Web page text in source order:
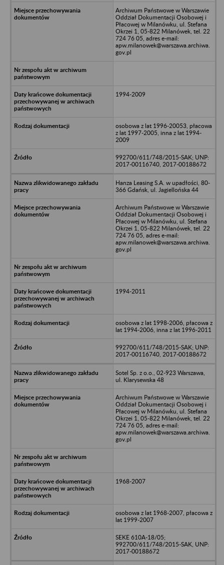
Archiwum Państwowe w Warszawie
Oddział Dokumentacji Osobowej i
Płacowej w Milanówku, ul. Stefana
Okrzei 1, 05-822 Milanówek, tel. 22
724 76 05, adres e-mail:
apw.milanowek@warszawa.archiwa.
gov.pl
1994-2009
osobowa z lat 1996-20053, płacowa
z lat 1997-2005, inna z lat 1994-
2009
992700/611/748/2015-SAK; UNP:
2017-00116740, 2017-00188672
Hanza Leasing S.A. w upadłości, 80-
366 Gdańsk, ul. Jagiellońska 44
Archiwum Państwowe w Warszawie
Oddział Dokumentacji Osobowej i
Płacowej w Milanówku, ul. Stefana
Okrzei 1, 05-822 Milanówek, tel. 22
724 76 05, adres e-mail:
apw.milanowek@warszawa.archiwa.
gov.pl
1994-2011
osobowa z lat 1998-2006, płacowa z
lat 1994-2006, inna z lat 1996-2011
992700/611/748/2015-SAK; UNP:
2017-00116740, 2017-00188672
Sotel Sp. z o.o., 02-923 Warszawa,
ul. Klarysewska 48
Archiwum Państwowe w Warszawie
Oddział Dokumentacji Osobowej i
Płacowej w Milanówku, ul. Stefana
Okrzei 1, 05-822 Milanówek, tel. 22
724 76 05, adres e-mail:
apw.milanowek@warszawa.archiwa.
gov.pl
1968-2007
osobowa z lat 1968-2007, płacowa z
lat 1999-2007
SEKE 610A-18/05;
992700/611/748/2015-SAK, UNP:
2017-00188672